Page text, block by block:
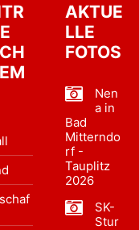
AKTUE
LLE
FOTOS
Nen
a in
Bad
Mitterndo
rf -
Tauplitz
2026
SK-
Stur